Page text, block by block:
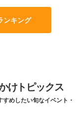
ンキング
けトピックス
めしたい旬なイベント・